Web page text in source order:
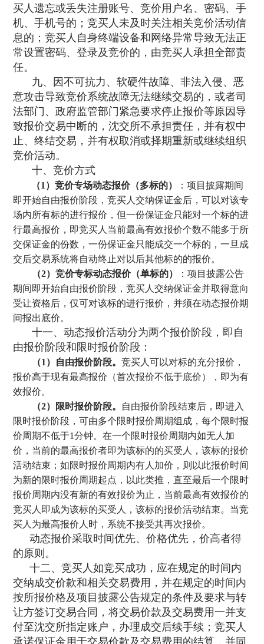
买人遗忘或丢失注册账号、竞价用户名、密码、手
机、手机号的；竞买人未及时关注相关竞价活动信
息的；竞买人自身终端设备和网络异常导致无法正
常设置密码、登录及竞价的，由竞买人承担全部责
任。
九、因不可抗力、软硬件故障、非法入侵、恶
意攻击导致竞价系统故障无法继续交易的，或者司
法部门、政府监管部门紧急要求停止报价等原因导
致报价交易中断的，沈交所不承担责任，并有权中
止、终结交易，并有权取消或择期重新或继续组织
竞价活动。
十、竞价方式
（1）竞价专场动态报价（多标的）
：项目披露期间
即开始自由报价阶段，竞买人交纳保证金后，可以对该专
场内所有标的进行报价，但一份保证金只能对一个标的进
行最高报价，即竞买人当前最高有效报价个数不能多于所
交保证金的份数，一份保证金只能成交一个标的，一旦成
交后交易系统将自动终止对以后其他标的的报价。
（2）竞价专标动态报价（单标的）
：项目披露公告
期间即开始自由报价阶段，竞买人交纳保证金并取得意向
受让资格后，仅可对该标的进行报价，并须在动态报价期
间报出底价。
十一、动态报价活动分为两个报价阶段，即自
由报价阶段和限时报价阶段：
（1）自由报价阶段。竞买人可以对标的充分报价，
报价高于现有最高报价（首次报价不低于底价），即为有
效报价。
（2）限时报价阶段。 自由报价阶段结束后，即进入
限时报价阶段，可由多个限时报价周期组成，每个限时报
价周期不低于1分钟。在一个限时报价周期内如无人加
价，当前的最高报价者即为该标的的买受人，该标的报价
活动结束；如限时报价周期内有人加价，则以此报价时间
为新的限时报价周期起点，以此类推，直至最后一个限时
报价周期内没有新的有效报价为止，当前最高有效报价的
竞买人即成为该标的买受人，该标的报价活动结束。当竞
买人为最高报价人时，系统不接受其再次报价。
动态报价采取时间优先、价格优先，价高者得
的原则。
十二、竞买人如竞买成功，应在规定的时间内
交纳成交价款和相关交易费用，并在规定的时间内
按所报价格及项目披露公告规定的条件及要求与转
让方签订交易合同，将交易价款及交易费用一并支
付至沈交所指定账户，办理成交后续手续；竞买人